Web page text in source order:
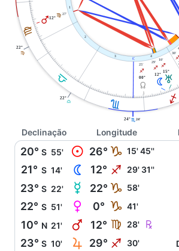
F
G
H I
1
2
3 4
j
F
22°
G
22°
H
24° 24'
Q12° F 27'
Y
00°
I
25'
N
12°
I
29'
T
15°
I
10' I
30'
Declinação Longitude
20° S 55' M 26° J 15' 45''
21° S 14' N 12° I 29' 31''
23° S 22' O 22° J 58'
22° S 51' P 0° J 41'
10° N 21' Q 12° F 28' Ç
23° S 10' R 29° I 30'